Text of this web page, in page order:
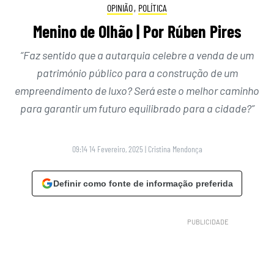
OPINIÃO, POLÍTICA
Menino de Olhão | Por Rúben Pires
“Faz sentido que a autarquia celebre a venda de um
património público para a construção de um
empreendimento de luxo? Será este o melhor caminho
para garantir um futuro equilibrado para a cidade?”
09:14 14 Fevereiro, 2025 | Cristina Mendonça
Definir como fonte de informação preferida